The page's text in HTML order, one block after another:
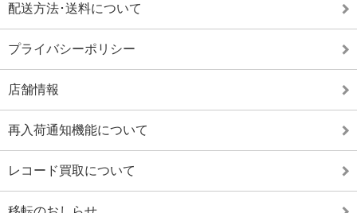
配送方法･送料について
プライバシーポリシー
店舗情報
再入荷通知機能について
レコード買取について